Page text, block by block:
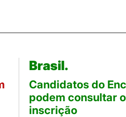
Brasil.
Candidatos do
podem consultar
inscrição